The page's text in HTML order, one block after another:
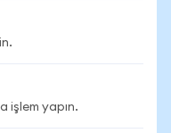
işlem yapın.